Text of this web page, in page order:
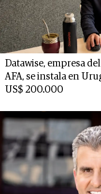
Datawise, empresa
AFA, se instala en
US$ 200.000